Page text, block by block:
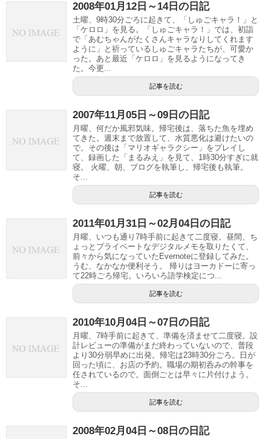
2008年01月12日～14日の日記
土曜、9時30分ごろに起きて、「しゅごキャラ！」と
「ケロロ」を見る。「しゅごキャラ！」では、初詣
で「あむちゃんがたくさんキャラなりしてくれます
ように」と祈っているしゅごキャラたちが、可愛か
った。あと最近「ケロロ」を見るようになってき
た。今更...
記事を読む
2007年11月05日～09日の日記
月曜、何だか風邪気味。帰宅後は、落ちた魚を埋め
てきた。週末まで放置して、水質悪化は避けたいの
で。その後は「マリオギャラクシー」をプレイし
て、録画した「まるみえ」を見て、1時30分すぎに就
寝。 火曜、朝、ブログを執筆し、帰宅後も執筆。
そ...
記事を読む
2011年01月31日～02月04日の日記
月曜、いつも通り7時手前に起きて二度寝。昼間、ち
ょっとプライベートなデジタルメモを取りたくて、
前々から気になっていたEvernoteに登録してみた。
うむ、なかなか便利そう。 帰りはヨーカドーに寄っ
て22時ごろ帰宅。いろいろ語学検定につ...
記事を読む
2010年10月04日～07日の日記
月曜、7時手前に起きて、準備を済ませて二度寝。設
計レビューの準備がまだ終わっていないので、普段
より30分弱早めに出発。帰宅は23時30分ごろ。日が
回った頃に、お店の予約。職場の期初呑みの幹事を
任されているので。面倒ごとは早々に片付けよう。
そ...
記事を読む
2008年02月04日～08日の日記